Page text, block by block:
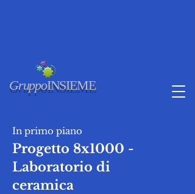
GruppoINSIEME
In primo piano
Progetto 8x1000 -
Laboratorio di
ceramica